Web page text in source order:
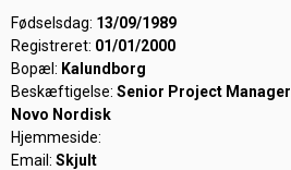
Fødselsdag: 13/09/1989
Registreret: 01/01/2000
Bopæl: Kalundborg
Beskæftigelse: Senior Project Manager
Novo Nordisk
Hjemmeside:
Email: Skjult